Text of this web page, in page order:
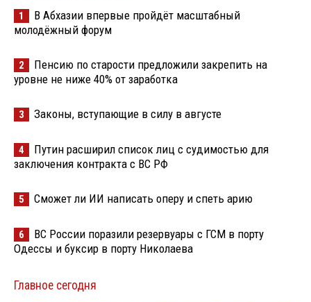
1
В Абхазии впервые пройдёт масштабный
молодёжный форум
2
Пенсию по старости предложили закрепить на
уровне не ниже 40% от заработка
3 Законы, вступающие в силу в августе
4
Путин расширил список лиц с судимостью для
заключения контракта с ВС РФ
5 Сможет ли ИИ написать оперу и спеть арию
6
ВС России поразили резервуары с ГСМ в порту
Одессы и буксир в порту Николаева
Главное сегодня